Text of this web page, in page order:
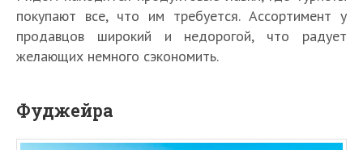
покупают все, что им требуется. Ассортимент у
продавцов широкий и недорогой, что радует
желающих немного сэкономить.
Фуджейра